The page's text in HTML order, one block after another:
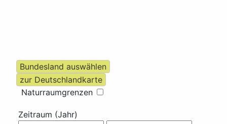
Naturraumgrenzen
Zeitraum (Jahr)